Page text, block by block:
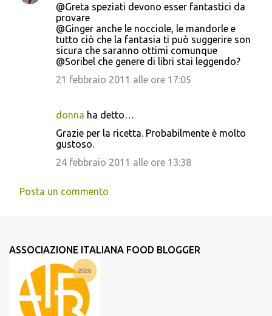
@Greta speziati devono esser fantastici da
provare
@Ginger anche le nocciole, le mandorle e
tutto ciò che la fantasia ti può suggerire son
sicura che saranno ottimi comunque
@Soribel che genere di libri stai leggendo?
21 febbraio 2011 alle ore 17:05
donna ha detto…
Grazie per la ricetta. Probabilmente è molto
gustoso.
24 febbraio 2011 alle ore 13:38
Posta un commento
ASSOCIAZIONE ITALIANA FOOD BLOGGER